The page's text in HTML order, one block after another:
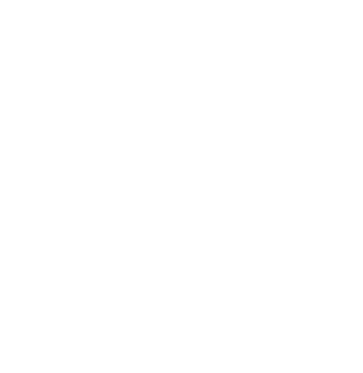
組み合わせてご利用ください！ Re.Ra.Kuでは、お
ィケアで、お身体リフレッシュ♪Re.Ra.Ku イトーヨ